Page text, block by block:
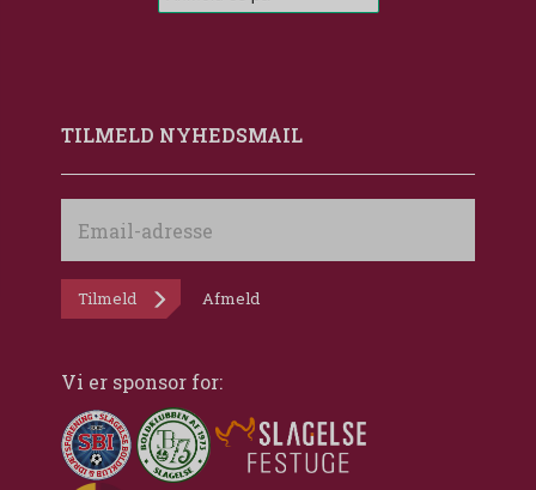
TILMELD NYHEDSMAIL
adresse
Tilmeld Afmeld
Vi er sponsor for: